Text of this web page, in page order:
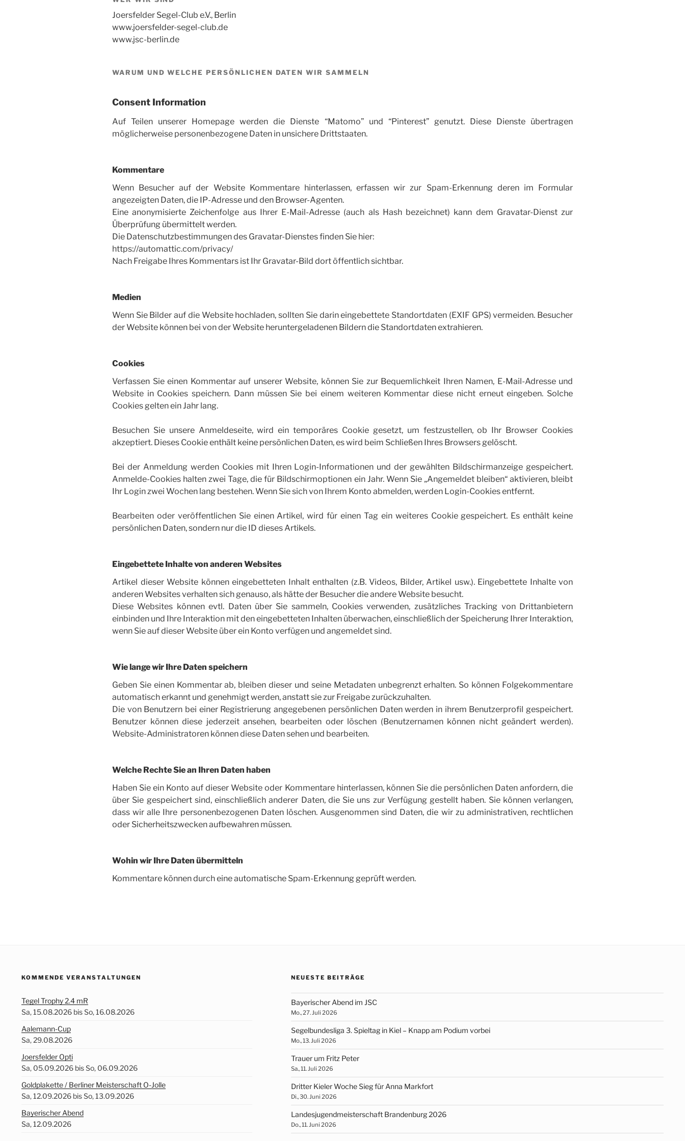
Joersfelder Segel-Club e.V., Berlin
www.joersfelder-segel-club.de
www.jsc-berlin.de
WARUM UND WELCHE PERSÖNLICHEN DATEN WIR SAMMELN
Consent Information
Auf Teilen unserer Homepage werden die Dienste “Matomo” und “Pinterest” genutzt. Diese Dienste übertragen
möglicherweise personenbezogene Daten in unsichere Drittstaaten.
Kommentare
Wenn Besucher auf der Website Kommentare hinterlassen, erfassen wir zur Spam-Erkennung deren im Formular
angezeigten Daten, die IP-Adresse und den Browser-Agenten.
Eine anonymisierte Zeichenfolge aus Ihrer E-Mail-Adresse (auch als Hash bezeichnet) kann dem Gravatar-Dienst zur
Überprüfung übermittelt werden.
Die Datenschutzbestimmungen des Gravatar-Dienstes finden Sie hier:
https://automattic.com/privacy/
Nach Freigabe Ihres Kommentars ist Ihr Gravatar-Bild dort öffentlich sichtbar.
Medien
Wenn Sie Bilder auf die Website hochladen, sollten Sie darin eingebettete Standortdaten (EXIF GPS) vermeiden. Besucher
der Website können bei von der Website heruntergeladenen Bildern die Standortdaten extrahieren.
Cookies
Verfassen Sie einen Kommentar auf unserer Website, können Sie zur Bequemlichkeit Ihren Namen, E-Mail-Adresse und
Website in Cookies speichern. Dann müssen Sie bei einem weiteren Kommentar diese nicht erneut eingeben. Solche
Cookies gelten ein Jahr lang.
Besuchen Sie unsere Anmeldeseite, wird ein temporäres Cookie gesetzt, um festzustellen, ob Ihr Browser Cookies
akzeptiert. Dieses Cookie enthält keine persönlichen Daten, es wird beim Schließen Ihres Browsers gelöscht.
Bei der Anmeldung werden Cookies mit Ihren Login-Informationen und der gewählten Bildschirmanzeige gespeichert.
Anmelde-Cookies halten zwei Tage, die für Bildschirmoptionen ein Jahr. Wenn Sie „Angemeldet bleiben“ aktivieren, bleibt
Ihr Login zwei Wochen lang bestehen. Wenn Sie sich von Ihrem Konto abmelden, werden Login-Cookies entfernt.
Bearbeiten oder veröffentlichen Sie einen Artikel, wird für einen Tag ein weiteres Cookie gespeichert. Es enthält keine
persönlichen Daten, sondern nur die ID dieses Artikels.
Eingebettete Inhalte von anderen Websites
Artikel dieser Website können eingebetteten Inhalt enthalten (z.B. Videos, Bilder, Artikel usw.). Eingebettete Inhalte von
anderen Websites verhalten sich genauso, als hätte der Besucher die andere Website besucht.
Diese Websites können evtl. Daten über Sie sammeln, Cookies verwenden, zusätzliches Tracking von Drittanbietern
einbinden und Ihre Interaktion mit den eingebetteten Inhalten überwachen, einschließlich der Speicherung Ihrer Interaktion,
wenn Sie auf dieser Website über ein Konto verfügen und angemeldet sind.
Wie lange wir Ihre Daten speichern
Geben Sie einen Kommentar ab, bleiben dieser und seine Metadaten unbegrenzt erhalten. So können Folgekommentare
automatisch erkannt und genehmigt werden, anstatt sie zur Freigabe zurückzuhalten.
Die von Benutzern bei einer Registrierung angegebenen persönlichen Daten werden in ihrem Benutzerprofil gespeichert.
Benutzer können diese jederzeit ansehen, bearbeiten oder löschen (Benutzernamen können nicht geändert werden).
Website-Administratoren können diese Daten sehen und bearbeiten.
Welche Rechte Sie an Ihren Daten haben
Haben Sie ein Konto auf dieser Website oder Kommentare hinterlassen, können Sie die persönlichen Daten anfordern, die
über Sie gespeichert sind, einschließlich anderer Daten, die Sie uns zur Verfügung gestellt haben. Sie können verlangen,
dass wir alle Ihre personenbezogenen Daten löschen. Ausgenommen sind Daten, die wir zu administrativen, rechtlichen
oder Sicherheitszwecken aufbewahren müssen.
Wohin wir Ihre Daten übermitteln
Kommentare können durch eine automatische Spam-Erkennung geprüft werden.
KOMMENDE VERANSTALTUNGEN
Tegel Trophy 2.4 mR
Sa, 15.08.2026 bis So, 16.08.2026
Aalemann-Cup
Sa, 29.08.2026
Joersfelder Opti
Sa, 05.09.2026 bis So, 06.09.2026
Goldplakette / Berliner Meisterschaft O-Jolle
Sa, 12.09.2026 bis So, 13.09.2026
Bayerischer Abend
Sa, 12.09.2026
NEUESTE BEITRÄGE
Bayerischer Abend im JSC
Mo., 27. Juli 2026
Segelbundesliga 3. Spieltag in Kiel – Knapp am Podium vorbei
Mo., 13. Juli 2026
Trauer um Fritz Peter
Sa., 11. Juli 2026
Dritter Kieler Woche Sieg für Anna Markfort
Di., 30. Juni 2026
Landesjugendmeisterschaft Brandenburg 2026
Do., 11. Juni 2026